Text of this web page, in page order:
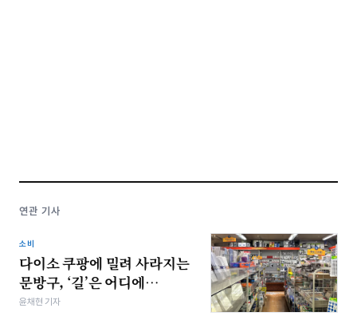
연관 기사
소비
다이소 쿠팡에 밀려 사라지는
문방구, ‘길’은 어디에…
윤채현 기자